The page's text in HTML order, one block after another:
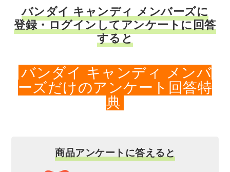
バンダイ キャンディ メンバーズに
登録・ログインしてアンケートに回答
すると
バンダイ キャンディ メンバ
ーズだけのアンケート回答特
典
商品アンケートに答えると